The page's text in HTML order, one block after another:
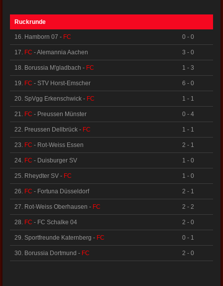
Ruckrunde
16. Hamborn 07 - FC 0 - 0
17. FC - Alemannia Aachen 3 - 0
18. Borussia M'gladbach - FC 1 - 3
19. FC - STV Horst-Emscher 6 - 0
20. SpVgg Erkenschwick - FC 1 - 1
21. FC - Preussen Münster 0 - 4
22. Preussen Dellbrück - FC 1 - 1
23. FC - Rot-Weiss Essen 2 - 1
24. FC - Duisburger SV 1 - 0
25. Rheydter SV - FC 1 - 0
26. FC - Fortuna Düsseldorf 2 - 1
27. Rot-Weiss Oberhausen - FC 2 - 2
28. FC - FC Schalke 04 2 - 0
29. Sportfreunde Katernberg - FC 0 - 1
30. Borussia Dortmund - FC 2 - 0